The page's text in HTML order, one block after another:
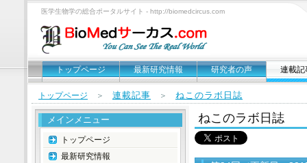
医学生物学の総合ポータルサイト - http://biomedcircus.com
トップページ 最新研究情報 研究者の声 連載記
トップページ ＞ 連載記事 ＞ ねこのラボ日誌
ねこのラボ日誌
メインメニュー
トップページ
最新研究情報